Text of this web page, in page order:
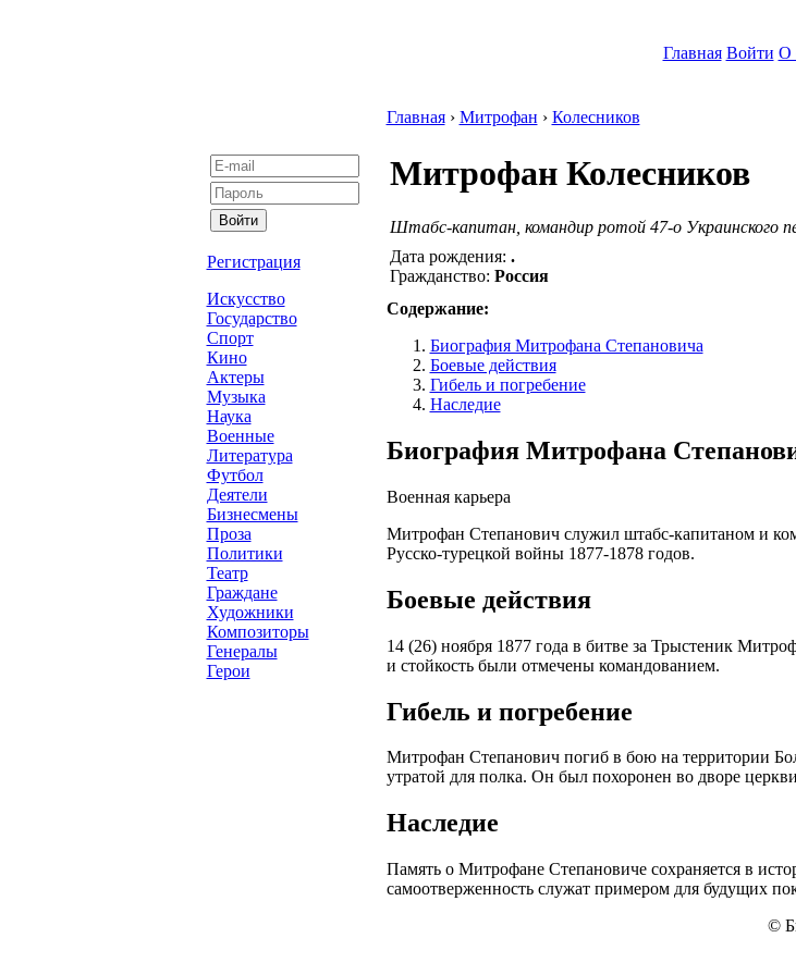
Главная Войти О
Регистрация
Искусство
Государство
Спорт
Кино
Актеры
Музыка
Наука
Военные
Литература
Футбол
Деятели
Бизнесмены
Проза
Политики
Театр
Граждане
Художники
Композиторы
Генералы
Герои
Главная› Митрофан › Колесников
Митрофан Колесников
Штабс-капитан, командир ротой 47-о Украинского
Дата рождения: .
Гражданство: Россия
Содержание:
Биография Митрофана Степановича
Боевые действия
Гибель и погребение
Наследие
Биография Митрофана
Военная карьера
Митрофан Степанович служил штабс-капитаном и
Русско-турецкой войны 1877-1878 годов.
Боевые действия
14 (26) ноября 1877 года в битве за Трыстеник
и стойкость были отмечены командованием.
Гибель и погребение
Митрофан Степанович погиб в бою на территории
утратой для полка. Он был похоронен во дворе
Наследие
Память о Митрофане Степановиче сохраняется в
самоотверженность служат примером для будущих
©